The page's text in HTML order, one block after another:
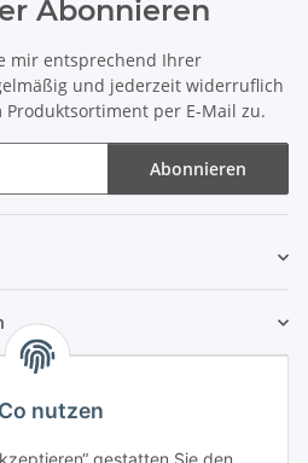
nutzen
Abonnieren
mir entsprechend Ihrer
und jederzeit widerruflich
per E-Mail zu.
Abonnieren